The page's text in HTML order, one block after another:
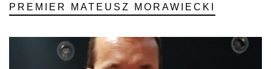
PREMIER MATEUSZ MORAWIECKI